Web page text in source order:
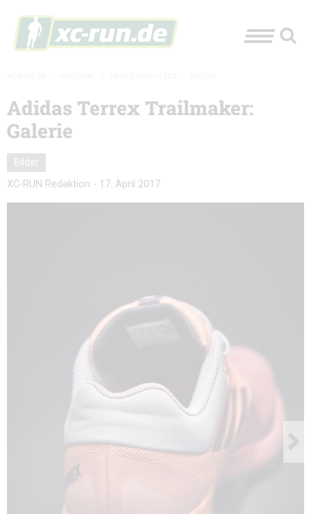
Adidas Terrex Trailmaker:
Galerie
Bilder
XC-RUN Redaktion - 17. April 2017